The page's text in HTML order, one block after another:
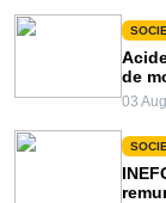
de
03